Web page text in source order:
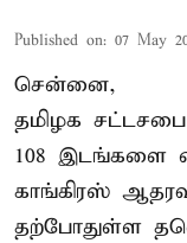
Published on: 07 May
சென்னை,
தமிழக
108 இடங்களை
காங்கிரஸ்
தற்போதுள்ள